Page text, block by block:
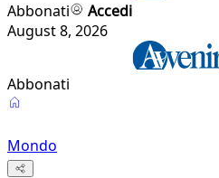
Abbonati
Accedi
August 8, 2026
Abbonati
Mondo